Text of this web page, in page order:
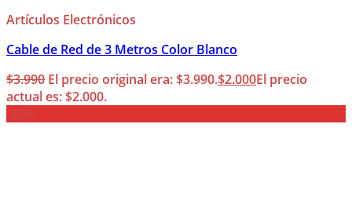
Artículos Electrónicos
Cable de Red de 3 Metros Color Blanco
$3.990 El precio original era: $3.990.$2.000El precio
actual es: $2.000.